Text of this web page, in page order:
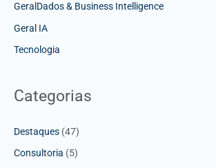
GeralDados & Business Intelligence
Geral IA
Tecnologia
Categorias
Destaques (47)
Consultoria (5)